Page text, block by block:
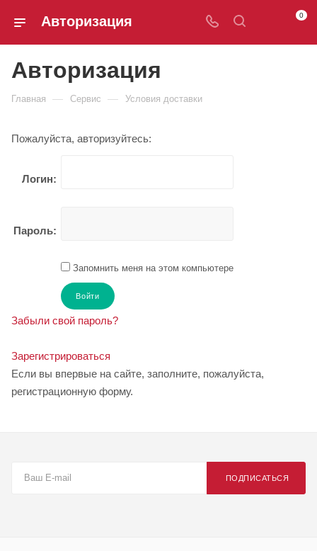
Авторизация 0
Авторизация
Главная — Сервис — Условия доставки
Пожалуйста, авторизуйтесь:
Логин:
Пароль:
Запомнить меня на этом компьютере
Забыли свой пароль?
Зарегистрироваться
Если вы впервые на сайте, заполните, пожалуйста,
регистрационную форму.
ПОДПИСАТЬСЯ